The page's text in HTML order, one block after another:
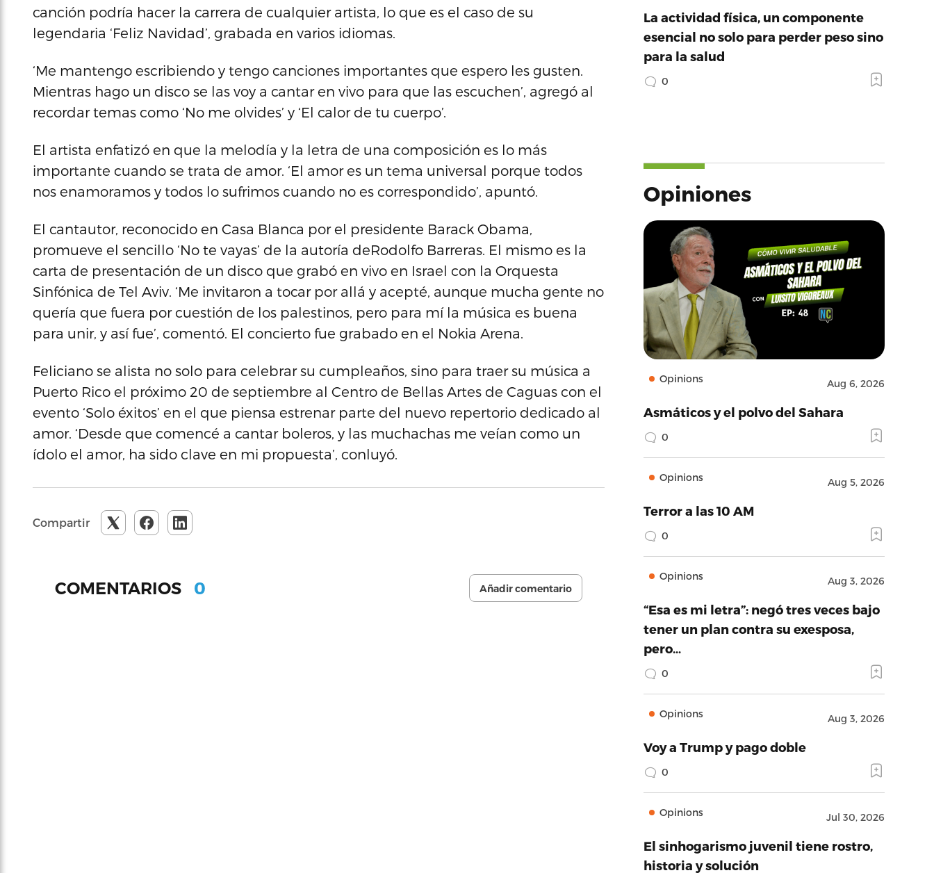
canción podría hacer la carrera de cualquier artista, lo que es el caso de su
legendaria ‘Feliz Navidad’, grabada en varios idiomas.
‘Me mantengo escribiendo y tengo canciones importantes que espero les gusten.
Mientras hago un disco se las voy a cantar en vivo para que las escuchen’, agregó al
recordar temas como ‘No me olvides’ y ‘El calor de tu cuerpo’.
El artista enfatizó en que la melodía y la letra de una composición es lo más
importante cuando se trata de amor. ‘El amor es un tema universal porque todos
nos enamoramos y todos lo sufrimos cuando no es correspondido’, apuntó.
El cantautor, reconocido en Casa Blanca por el presidente Barack Obama,
promueve el sencillo ‘No te vayas’ de la autoría deRodolfo Barreras. El mismo es la
carta de presentación de un disco que grabó en vivo en Israel con la Orquesta
Sinfónica de Tel Aviv. ‘Me invitaron a tocar por allá y acepté, aunque mucha gente no
quería que fuera por cuestión de los palestinos, pero para mí la música es buena
para unir, y así fue’, comentó. El concierto fue grabado en el Nokia Arena.
Feliciano se alista no solo para celebrar su cumpleaños, sino para traer su música a
Puerto Rico el próximo 20 de septiembre al Centro de Bellas Artes de Caguas con el
evento ‘Solo éxitos’ en el que piensa estrenar parte del nuevo repertorio dedicado al
amor. ‘Desde que comencé a cantar boleros, y las muchachas me veían como un
ídolo el amor, ha sido clave en mi propuesta’, conluyó.
Compartir
COMENTARIOS 0 Añadir comentario
La actividad física, un componente
esencial no solo para perder peso sino
para la salud
0
Opiniones
Opinions Aug 6, 2026
Asmáticos y el polvo del Sahara
0
Opinions Aug 5, 2026
Terror a las 10 AM
0
Opinions Aug 3, 2026
“Esa es mi letra”: negó tres veces bajo
tener un plan contra su exesposa,
pero…
0
Opinions Aug 3, 2026
Voy a Trump y pago doble
0
Opinions Jul 30, 2026
El sinhogarismo juvenil tiene rostro,
historia y solución